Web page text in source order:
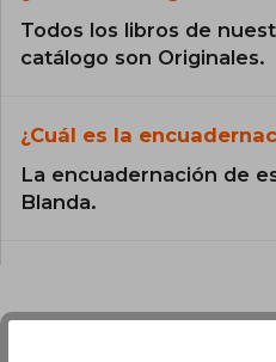
Todos los libros de
catálogo son Originales.
¿Cuál es la
La encuadernación de
Blanda.